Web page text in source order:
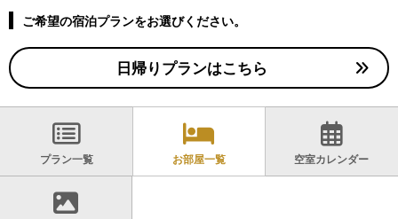
ご希望の宿泊プランをお選びください。
日帰りプランはこちら
プラン一覧 お部屋一覧 空室カレンダー